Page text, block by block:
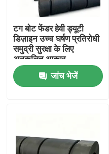
उत्पाद
टग बोट फेंडर हेवी ड्यूटी
डिज़ाइन उच्च घर्षण प्रतिरोधी
समुद्री सुरक्षा के लिए
अनुकूलित आकार
जांच भेजें